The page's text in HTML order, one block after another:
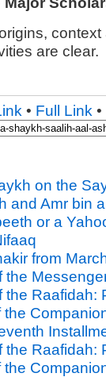
context
are clear.
• Full Link •
on the
and Amr bin
or a
from
the
Raafidah:
Raafidah: